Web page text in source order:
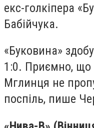
екс-голкіпера
Бабійчука.
«Буковина»
1:0. Приємно, що
Мглинця не
поспіль, пише